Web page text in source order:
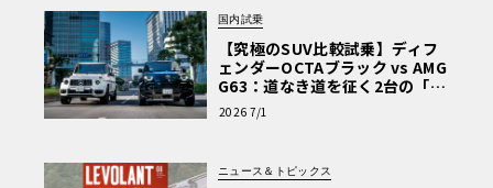
国内試乗
【究極のSUV比較試乗】ディフ
ェンダーOCTAブラック vs AMG
G63：道なき道を征く2台の「対
極的アプローチ」
2026 7/1
ニュース＆トピックス